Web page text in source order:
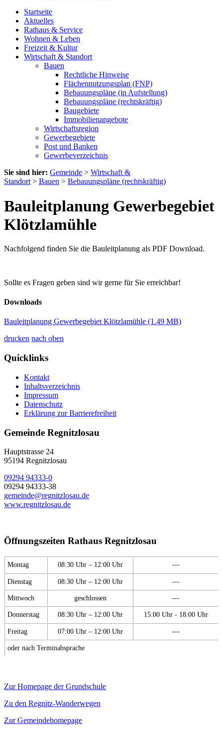
Startseite
Aktuelles
Rathaus & Service
Wohnen & Leben
Freizeit & Kultur
Wirtschaft & Standort
Bauen
Rechtliche Hinweise
Flächennutzungsplan (FNP)
Bebauungspläne (in Aufstellung)
Bebauungspläne (rechtskräftig)
Baugebiete
Immobilienangebote
Wirtschaftsregion
Gewerbegebiete
Post und Banken
Gewerbeverzeichnis
Sie sind hier: Gemeinde > Wirtschaft &
Standort > Bauen > Bebauungspläne (rechtskräftig)
Bauleitplanung Gewerbegebiet
Klötzlamühle
Nachfolgend finden Sie die Bauleitplanung als PDF Download.
Sollte es Fragen geben sind wir gerne für Sie erreichbar!
Downloads
Bauleitplanung Gewerbegebiet Klötzlamühle (1.49 MB)
drucken nach oben
Quicklinks
Kontakt
Inhaltsverzeichnis
Impressum
Datenschutz
Erklärung zur Barrierefreiheit
Gemeinde Regnitzlosau
Hauptstrasse 24
95194 Regnitzlosau
09294 94333-0
09294 94333-38
gemeinde@regnitzlosau.de
www.regnitzlosau.de
Öffnungszeiten Rathaus Regnitzlosau
Montag 08:30 Uhr – 12:00 Uhr ---
Dienstag 08:30 Uhr – 12:00 Uhr ---
Mittwoch geschlossen ---
Donnerstag 08:30 Uhr – 12:00 Uhr 15:00 Uhr - 18:00 Uhr
Freitag 07:00 Uhr – 12:00 Uhr ---
oder nach Terminabsprache
Zur Homepage der Grundschule
Zu den Regnitz-Wanderwegen
Zur Gemeindehomepage